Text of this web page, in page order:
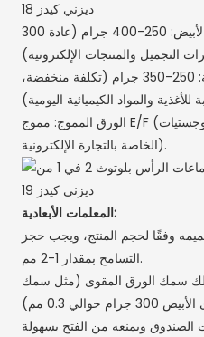
الورق المقوى الأبيض: 250-400 جرام (عادة 300
السبورة ذات القاعدة الرمادية: 250-350 جرام (تكلفة منخفضة،
الورق المموج: مموج E/F (توسيد خفيف الوزن، مناسب للوجستيات
الخاصة بالتجارة الإلكترونية).
المعلمات الأبعادية:
وفقًا لحجم المنتج، ويجب حجز
التسامح بمقدار 1-2 مم.
سمك الورق المقوى (مثل سمك